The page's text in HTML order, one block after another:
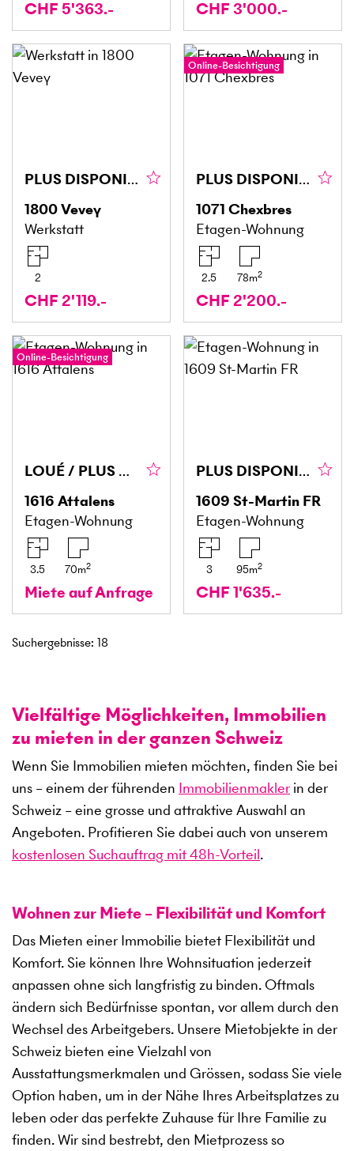
CHF 5'363.- CHF 3'000.-
PLUS DISPONIBLE
1800Vevey
Werkstatt
2
CHF 2'119.-
Online-Besichtigung
PLUS DISPONIBLE
1071 Chexbres
Etagen-Wohnung
2.5 78m2
CHF 2'200.-
Online-Besichtigung
LOUÉ / PLUS DISPONIBLE
1616 Attalens
Etagen-Wohnung
3.5 70m2
Miete auf Anfrage
PLUS DISPONIBLE!
1609 St-Martin FR
Etagen-Wohnung
3 95m2
CHF 1'635.-
Suchergebnisse: 18
Vielfältige Möglichkeiten, Immobilien
zu mieten in der ganzen Schweiz
Wenn Sie Immobilien mieten möchten, finden Sie bei
uns – einem der führenden Immobilienmakler in der
Schweiz – eine grosse und attraktive Auswahl an
Angeboten. Profitieren Sie dabei auch von unserem
kostenlosen Suchauftrag mit 48h-Vorteil.
Wohnen zur Miete – Flexibilität und Komfort
Das Mieten einer Immobilie bietet Flexibilität und
Komfort. Sie können Ihre Wohnsituation jederzeit
anpassen ohne sich langfristig zu binden. Oftmals
ändern sich Bedürfnisse spontan, vor allem durch den
Wechsel des Arbeitgebers. Unsere Mietobjekte in der
Schweiz bieten eine Vielzahl von
Ausstattungsmerkmalen und Grössen, sodass Sie viele
Option haben, um in der Nähe Ihres Arbeitsplatzes zu
leben oder das perfekte Zuhause für Ihre Familie zu
finden. Wir sind bestrebt, den Mietprozess so